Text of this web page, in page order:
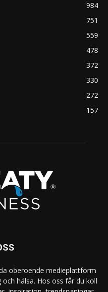
984
751
559
478
372
330
272
157
oberoende medieplattform
hälsa. Hos oss får du koll